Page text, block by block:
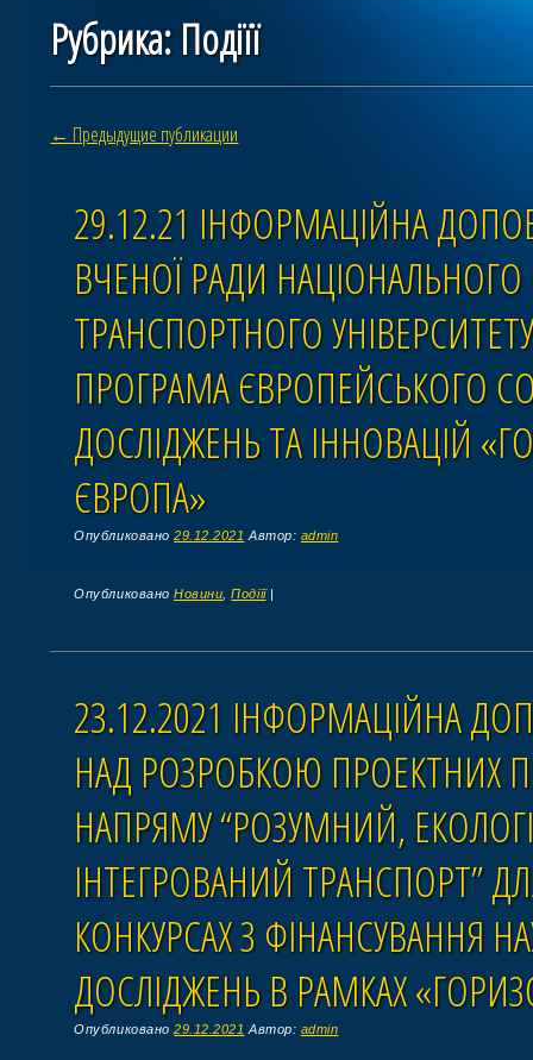
Рубрика:Подіїї
Навигация по статьям
← Предыдущие публикации
29.12.21 ІНФОРМАЦІЙНА
ВЧЕНОЇ РАДИ НАЦІОНАЛЬНОГО
ТРАНСПОРТНОГО
ПРОГРАМА ЄВРОПЕЙСЬКОГО
ДОСЛІДЖЕНЬ ТА ІННОВАЦІЙ
ЄВРОПА»
Опубликовано29.12.2021 Автор: admin
ОпубликованоНовини ,Подіїї |
23.12.2021 ІНФОРМАЦІЙНА
НАД РОЗРОБКОЮ ПРОЕКТНИХ
НАПРЯМУ “РОЗУМНИЙ,
ІНТЕГРОВАНИЙ ТРАНСПОРТ”
КОНКУРСАХ З ФІНАНСУВАННЯ
ДОСЛІДЖЕНЬ В РАМКАХ
Опубликовано29.12.2021 Автор: admin